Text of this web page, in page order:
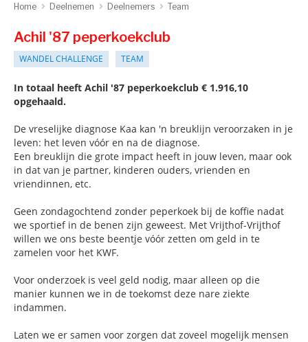
Home Deelnemen Deelnemers Team
Achil '87 peperkoekclub
WANDEL CHALLENGE TEAM
In totaal heeft Achil '87 peperkoekclub € 1.916,10
opgehaald.
De vreselijke diagnose Kaa kan 'n breuklijn veroorzaken in je
leven: het leven vóór en na de diagnose.
Een breuklijn die grote impact heeft in jouw leven, maar ook
in dat van je partner, kinderen ouders, vrienden en
vriendinnen, etc.
Geen zondagochtend zonder peperkoek bij de koffie nadat
we sportief in de benen zijn geweest. Met Vrijthof-Vrijthof
willen we ons beste beentje vóór zetten om geld in te
zamelen voor het KWF.
Voor onderzoek is veel geld nodig, maar alleen op die
manier kunnen we in de toekomst deze nare ziekte
indammen.
Laten we er samen voor zorgen dat zoveel mogelijk mensen